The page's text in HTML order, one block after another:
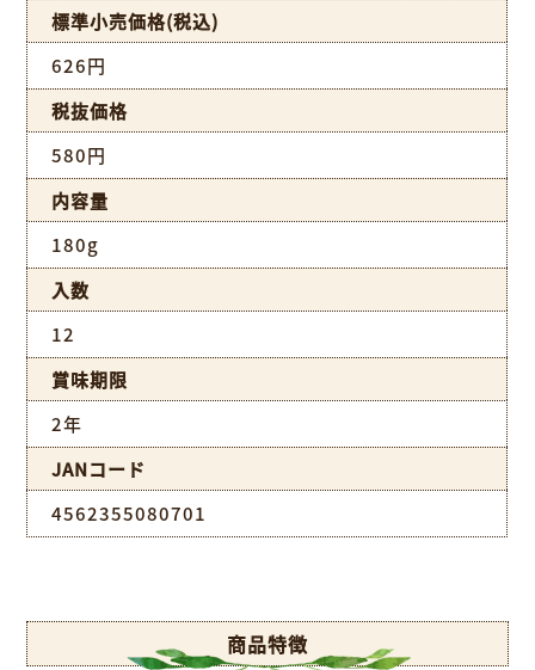
標準小売価格(税込)
626円
税抜価格
580円
内容量
180g
入数
12
賞味期限
2年
JANコード
4562355080701
商品特徴